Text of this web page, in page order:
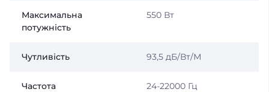
Максимальна
потужність
550 Вт
Чутливість 93,5 дБ/Вт/М
Частота 24-22000 Гц